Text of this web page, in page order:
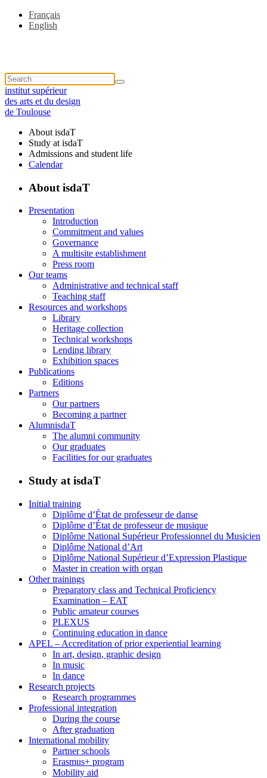
Français
English
institut supérieur
des arts et du design
de Toulouse
About isdaT
Study at isdaT
Admissions and student life
Calendar
About isdaT
Presentation
Introduction
Commitment and values
Governance
A multisite establishment
Press room
Our teams
Administrative and technical staff
Teaching staff
Resources and workshops
Library
Heritage collection
Technical workshops
Lending library
Exhibition spaces
Publications
Editions
Partners
Our partners
Becoming a partner
AlumnisdaT
The alumni community
Our graduates
Facilities for our graduates
Study at isdaT
Initial training
Diplôme d’État de professeur de danse
Diplôme d’État de professeur de musique
Diplôme National Supérieur Professionnel du Musicien
Diplôme National d’Art
Diplôme National Supérieur d’Expression Plastique
Master in creation with organ
Other trainings
Preparatory class and Technical Proficiency
Examination – EAT
Public amateur courses
PLEXUS
Continuing education in dance
APEL – Accreditation of prior experiential learning
In art, design, graphic design
In music
In dance
Research projects
Research programmes
Professional integration
During the course
After graduation
International mobility
Partner schools
Erasmus+ program
Mobility aid